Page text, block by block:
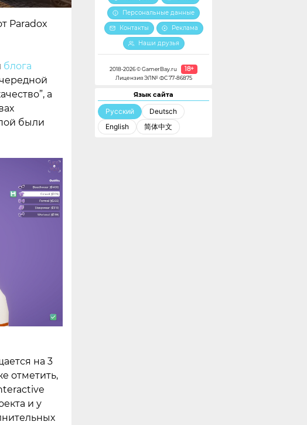
Paradox
блога
а
были
на 3
отметить,
и у
Персональные данные
Контакты
Реклама
Наши друзья
2018-2026 © GamerBay.ru 18+
Лицензия ЭЛ№ ФС 77-86875
Язык сайта
Русский
Deutsch
English
简体中文